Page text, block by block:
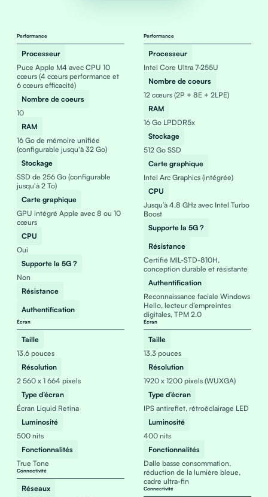
Performance
Processeur
Puce Apple M4 avec CPU 10
cœurs (4 cœurs performance et
6 cœurs efficacité)
Nombre de coeurs
10
RAM
16 Go de mémoire unifiée
(configurable jusqu'à 32 Go)
Stockage
SSD de 256 Go (configurable
jusqu'à 2 To)
Carte graphique
GPU intégré Apple avec 8 ou 10
cœurs
CPU
Oui
Supporte la 5G ?
Non
Résistance
Authentification
Écran
Taille
13,6 pouces
Résolution
2 560 x 1 664 pixels
Type d’écran
Écran Liquid Retina
Luminosité
500 nits
Fonctionnalités
True Tone
Connectivité
Réseaux
Performance
Processeur
Intel Core Ultra 7-255U
Nombre de coeurs
12 cœurs (2P + 8E + 2LPE)
RAM
16 Go LPDDR5x
Stockage
512 Go SSD
Carte graphique
Intel Arc Graphics (intégrée)
CPU
Jusqu’à 4,8 GHz avec Intel Turbo
Boost
Supporte la 5G ?
Résistance
Certifié MIL-STD-810H,
conception durable et résistante
Authentification
Reconnaissance faciale Windows
Hello, lecteur d’empreintes
digitales, TPM 2.0
Écran
Taille
13,3 pouces
Résolution
1920 x 1200 pixels (WUXGA)
Type d’écran
IPS antireflet, rétroéclairage LED
Luminosité
400 nits
Fonctionnalités
Dalle basse consommation,
réduction de la lumière bleue,
cadre ultra-fin
Connectivité